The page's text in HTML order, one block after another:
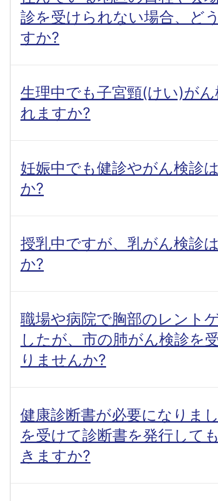
診を受けられない場合、ど
すか?
生理中でも子宮頸(けい)が
れますか?
妊娠中でも健診やがん検診
か?
授乳中ですが、乳がん検診
か?
職場や病院で胸部のレント
したが、市の肺がん検診を
りませんか?
健康診断書が必要になりま
を受けて診断書を発行して
きますか?